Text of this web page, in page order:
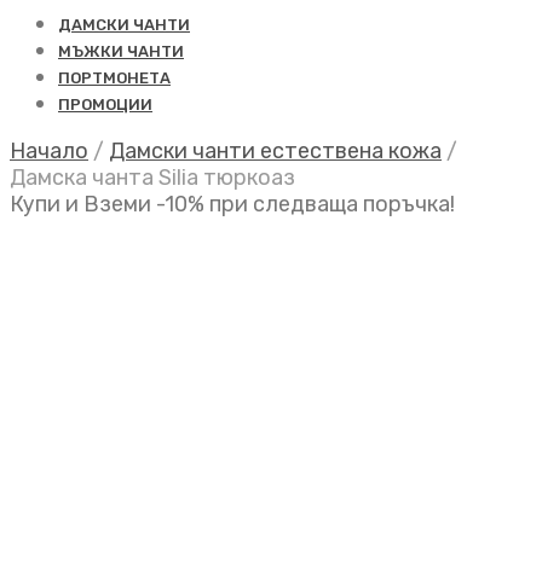
ДАМСКИ ЧАНТИ
МЪЖКИ ЧАНТИ
ПОРТМОНЕТА
ПРОМОЦИИ
Начало / Дамски чанти естествена кожа /
Дамска чанта Silia тюркоаз
Купи и Вземи -10% при следваща поръчка!